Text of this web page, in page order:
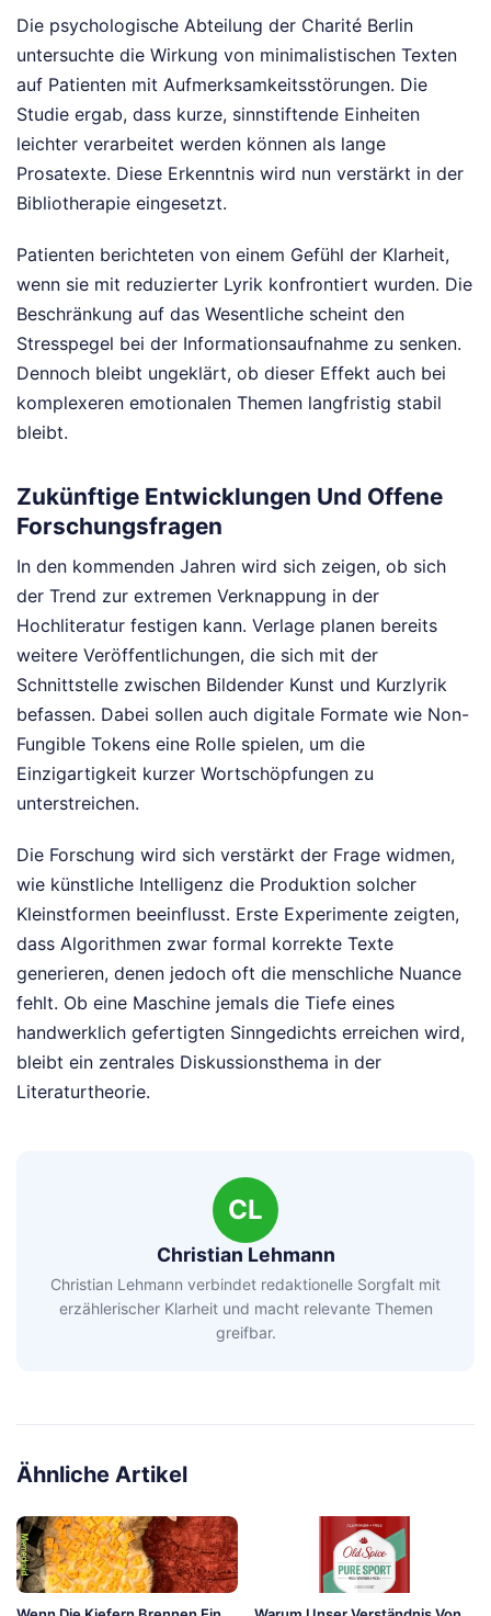
Die psychologische Abteilung der Charité Berlin
untersuchte die Wirkung von minimalistischen Texten
auf Patienten mit Aufmerksamkeitsstörungen. Die
Studie ergab, dass kurze, sinnstiftende Einheiten
leichter verarbeitet werden können als lange
Prosatexte. Diese Erkenntnis wird nun verstärkt in der
Bibliotherapie eingesetzt.
Patienten berichteten von einem Gefühl der Klarheit,
wenn sie mit reduzierter Lyrik konfrontiert wurden. Die
Beschränkung auf das Wesentliche scheint den
Stresspegel bei der Informationsaufnahme zu senken.
Dennoch bleibt ungeklärt, ob dieser Effekt auch bei
komplexeren emotionalen Themen langfristig stabil
bleibt.
Zukünftige Entwicklungen Und Offene
Forschungsfragen
In den kommenden Jahren wird sich zeigen, ob sich
der Trend zur extremen Verknappung in der
Hochliteratur festigen kann. Verlage planen bereits
weitere Veröffentlichungen, die sich mit der
Schnittstelle zwischen Bildender Kunst und Kurzlyrik
befassen. Dabei sollen auch digitale Formate wie Non-
Fungible Tokens eine Rolle spielen, um die
Einzigartigkeit kurzer Wortschöpfungen zu
unterstreichen.
Die Forschung wird sich verstärkt der Frage widmen,
wie künstliche Intelligenz die Produktion solcher
Kleinstformen beeinflusst. Erste Experimente zeigten,
dass Algorithmen zwar formal korrekte Texte
generieren, denen jedoch oft die menschliche Nuance
fehlt. Ob eine Maschine jemals die Tiefe eines
handwerklich gefertigten Sinngedichts erreichen wird,
bleibt ein zentrales Diskussionsthema in der
Literaturtheorie.
CL
Christian Lehmann
Christian Lehmann verbindet redaktionelle Sorgfalt mit
erzählerischer Klarheit und macht relevante Themen
greifbar.
Ähnliche Artikel